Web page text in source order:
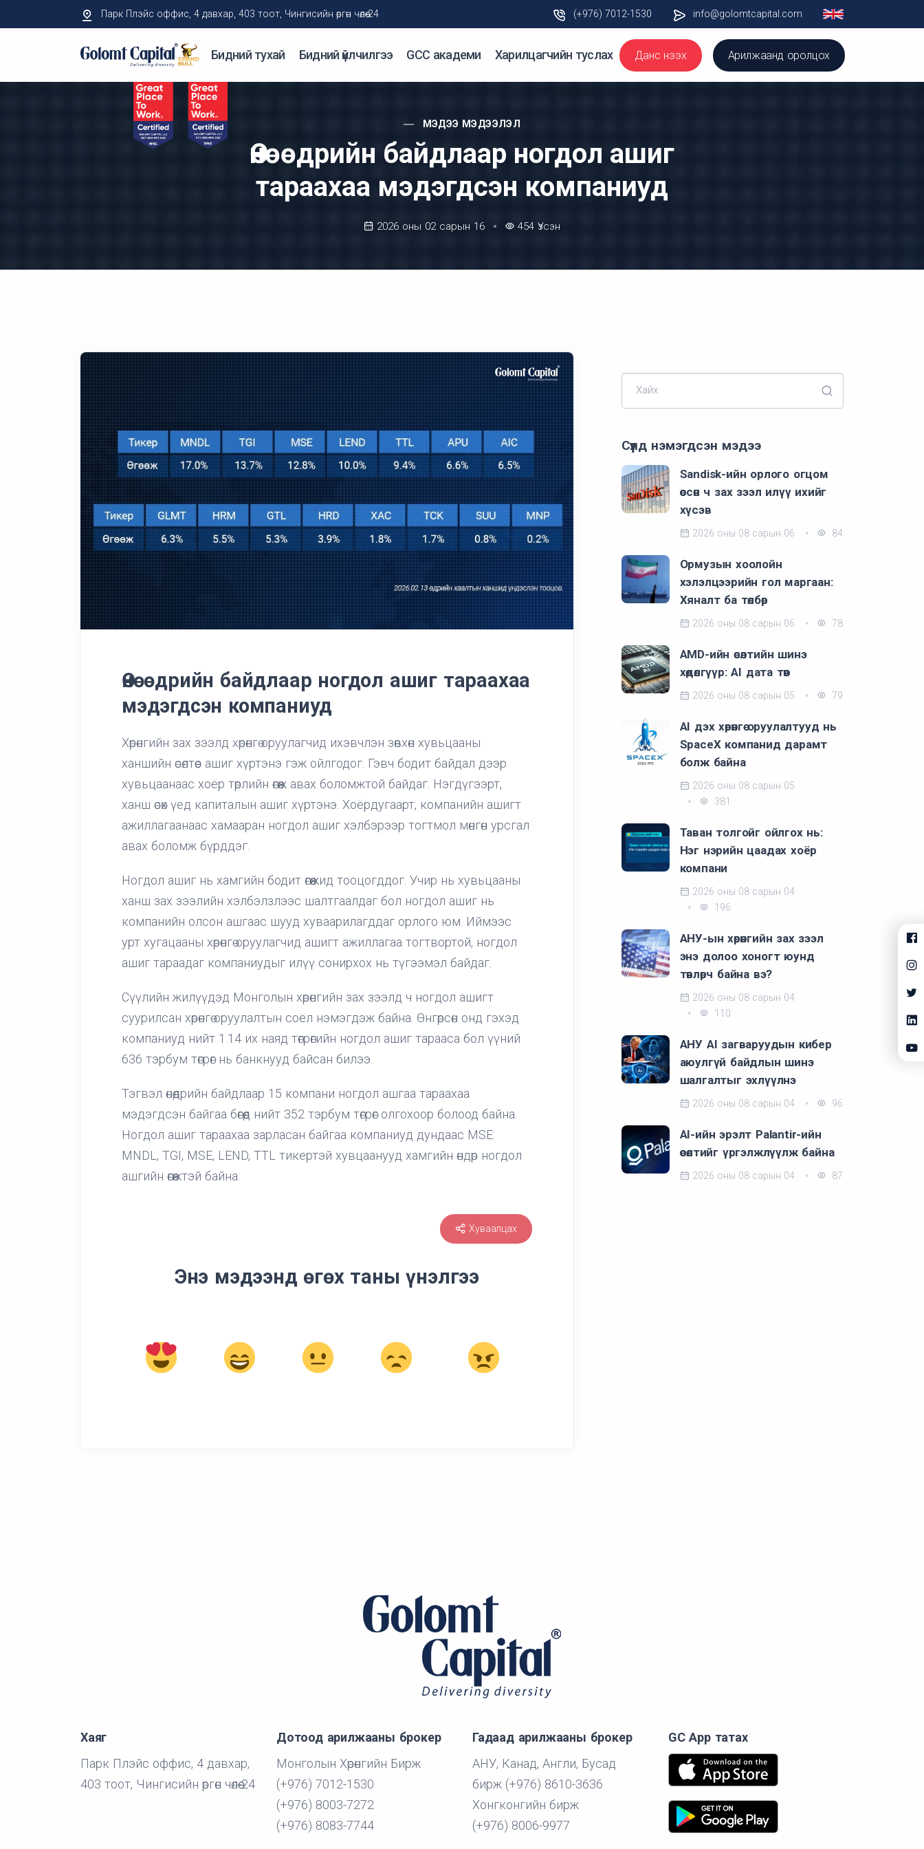
Парк Плэйс оффис, 4 давхар, 403 тоот, Чингисийн өргөн чөлөө-24 (+976) 7012-1530 info@golomtcapital.com
Бидний тухай Бидний үйлчилгээ GCC академи Харилцагчийн туслах Данс нээх Арилжаанд оролцох
МЭДЭЭ МЭДЭЭЛЭЛ
Өнөөдрийн байдлаар ногдол ашиг
тараахаа мэдэгдсэн компаниуд
2026 оны 02 сарын 16 454 Үзсэн
Өнөөдрийн байдлаар ногдол ашиг тараахаа
мэдэгдсэн компаниуд
Хөрөнгийн зах зээлд хөрөнгө оруулагчид ихэвчлэн зөвхөн хувьцааны
ханшийн өсөлтөөс ашиг хүртэнэ гэж ойлгодог. Гэвч бодит байдал дээр
хувьцаанаас хоёр төрлийн өгөөж авах боломжтой байдаг. Нэгдүгээрт,
ханш өсөх үед капиталын ашиг хүртэнэ. Хоёрдугаарт, компанийн ашигт
ажиллагаанаас хамааран ногдол ашиг хэлбэрээр тогтмол мөнгөн урсгал
авах боломж бүрддэг.
Ногдол ашиг нь хамгийн бодит өгөөжид тооцогддог. Учир нь хувьцааны
ханш зах зээлийн хэлбэлзлээс шалтгаалдаг бол ногдол ашиг нь
компанийн олсон ашгаас шууд хуваарилагддаг орлого юм. Иймээс
урт хугацааны хөрөнгө оруулагчид ашигт ажиллагаа тогтвортой, ногдол
ашиг тараадаг компаниудыг илүү сонирхох нь түгээмэл байдаг.
Сүүлийн жилүүдэд Монголын хөрөнгийн зах зээлд ч ногдол ашигт
суурилсан хөрөнгө оруулалтын соёл нэмэгдэж байна. Өнгөрсөн онд гэхэд
компаниуд нийт 1.14 их наяд төгрөгийн ногдол ашиг тарааса бол үүний
636 тэрбум төгрөг нь банкнууд байсан билээ.
Тэгвэл өнөөдрийн байдлаар 15 компани ногдол ашгаа тараахаа
мэдэгдсэн байгаа бөгөөд нийт 352 тэрбум төгрөг олгохоор болоод байна.
Ногдол ашиг тараахаа зарласан байгаа компаниуд дундаас MSE:
MNDL, TGI, MSE, LEND, TTL тикертэй хувцаанууд хамгийн өндөр ногдол
ашгийн өгөөжтэй байна.
Хуваалцах
Энэ мэдээнд өгөх таны үнэлгээ
Хайх
Сүүлд нэмэгдсэн мэдээ
Sandisk-ийн орлого огцом
өссөн ч зах зээл илүү ихийг
хүсэв
2026 оны 08 сарын 06 84
Ормузын хоолойн
хэлэлцээрийн гол маргаан:
Хяналт ба төлбөр
2026 оны 08 сарын 06 78
AMD-ийн өсөлтийн шинэ
хөдөлгүүр: AI дата төв
2026 оны 08 сарын 05 79
AI дэх хөрөнгө оруулалтууд нь
SpaceX компанид дарамт
болж байна
2026 оны 08 сарын 05
381
Таван толгойг ойлгох нь:
Нэг нэрийн цаадах хоёр
компани
2026 оны 08 сарын 04
196
АНУ-ын хөрөнгийн зах зээл
энэ долоо хоногт юунд
төвлөрч байна вэ?
2026 оны 08 сарын 04
110
АНУ AI загваруудын кибер
аюулгүй байдлын шинэ
шалгалтыг эхлүүлнэ
2026 оны 08 сарын 04 96
AI-ийн эрэлт Palantir-ийн
өсөлтийг үргэлжлүүлж байна
2026 оны 08 сарын 04 87
Хаяг
Парк Плэйс оффис, 4 давхар,
403 тоот, Чингисийн өргөн чөлөө-24
Дотоод арилжааны брокер
Монголын Хөрөнгийн Бирж
(+976) 7012-1530
(+976) 8003-7272
(+976) 8083-7744
Гадаад арилжааны брокер
АНУ, Канад, Англи, Бусад
бирж (+976) 8610-3636
Хонгконгийн бирж
(+976) 8006-9977
GC App татах